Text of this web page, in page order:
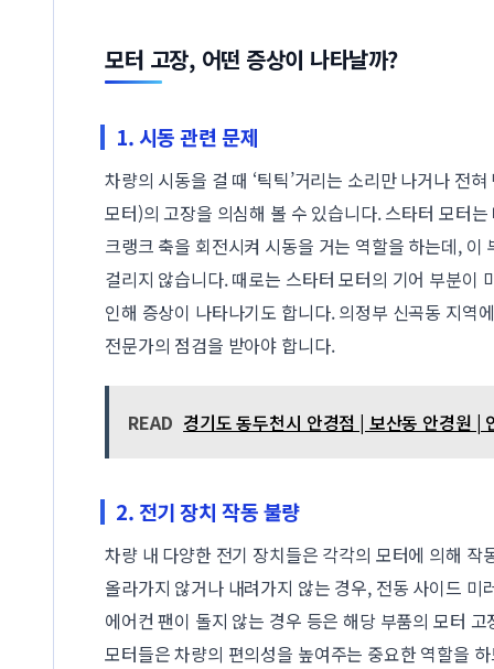
모터 고장, 어떤 증상이 나타날까?
1. 시동 관련 문제
차량의 시동을 걸 때 ‘틱틱’거리는 소리만 나거나 전
모터)의 고장을 의심해 볼 수 있습니다. 스타터 모터
크랭크 축을 회전시켜 시동을 거는 역할을 하는데, 이
걸리지 않습니다. 때로는 스타터 모터의 기어 부분이
인해 증상이 나타나기도 합니다. 의정부 신곡동 지역
전문가의 점검을 받아야 합니다.
READ 경기도 동두천시 안경점 | 보산동 안경원 |
2. 전기 장치 작동 불량
차량 내 다양한 전기 장치들은 각각의 모터에 의해 작
올라가지 않거나 내려가지 않는 경우, 전동 사이드 미
에어컨 팬이 돌지 않는 경우 등은 해당 부품의 모터
모터들은 차량의 편의성을 높여주는 중요한 역할을